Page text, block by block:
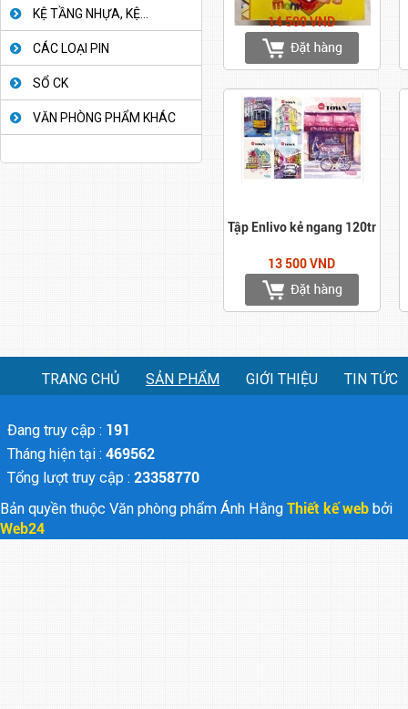
KỆ TẦNG NHỰA, KỆ...
CÁC LOẠI PIN
SỔ CK
VĂN PHÒNG PHẨM KHÁC
14 500 VND
Tập Enlivo kẻ ngang 120tr
13 500 VND
TRANG CHỦ SẢN PHẨM GIỚI THIỆU TIN TỨC
Đang truy cập : 191
Tháng hiện tại : 469562
Tổng lượt truy cập : 23358770
Bản quyền thuộc Văn phòng phẩm Ánh Hằng Thiết kế web bởi
Web24